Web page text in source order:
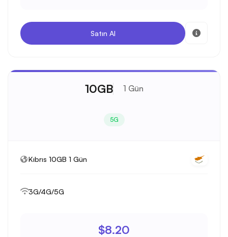
Satın Al
10GB 1 Gün
5G
Kıbrıs 10GB 1 Gün
3G/4G/5G
$8.20